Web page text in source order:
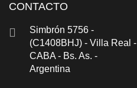
CONTACTO
Simbrón 5756 -
(C1408BHJ) - Villa Real -
CABA - Bs. As. -
Argentina